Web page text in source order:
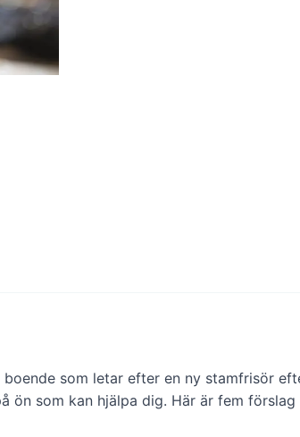
som letar efter en ny stamfrisör
som kan hjälpa dig. Här är fem